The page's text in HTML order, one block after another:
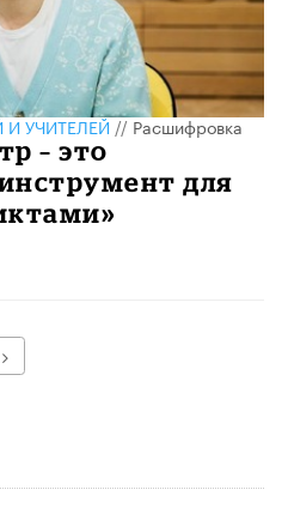
И УЧИТЕЛЕЙ//Расшифровка
– это
для
Далее